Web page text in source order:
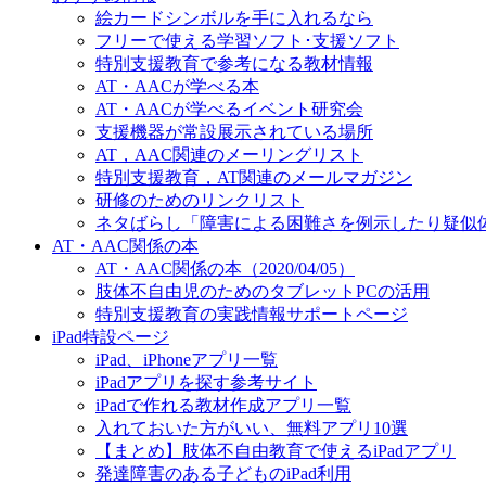
絵カードシンボルを手に入れるなら
フリーで使える学習ソフト･支援ソフト
特別支援教育で参考になる教材情報
AT・AACが学べる本
AT・AACが学べるイベント研究会
支援機器が常設展示されている場所
AT，AAC関連のメーリングリスト
特別支援教育，AT関連のメールマガジン
研修のためのリンクリスト
ネタばらし「障害による困難さを例示したり疑似
AT・AAC関係の本
AT・AAC関係の本（2020/04/05）
肢体不自由児のためのタブレットPCの活用
特別支援教育の実践情報サポートページ
iPad特設ページ
iPad、iPhoneアプリ一覧
iPadアプリを探す参考サイト
iPadで作れる教材作成アプリ一覧
入れておいた方がいい、無料アプリ10選
【まとめ】肢体不自由教育で使えるiPadアプリ
発達障害のある子どものiPad利用